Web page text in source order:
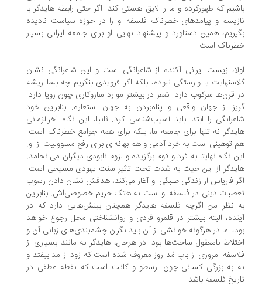
که ظهورکرده و ما را لایق هستی کند. اگر حتی رابطه هایدگر با
و پیامدهای خطرناک فلسفه او را در حوزه سیاست نادیده
همین دستاورد و پیشنهاد نهایی او برای جامعه ایرانی بسیار
است.
زیست ایرانی آکنده از شاعرانگی است و این شاعرانگی نشان
یا وارستگی نبوده، بلکه اگر فرویدی بنگریم چه بسا ریشه
قرن‌ها سرکوب دارد. شعر در بیشتر موارد سازوکاری چون رویا دارد.
از جهان واقعی و پناه‌بردن به جهان استعاره. بنابراین خود
را ابتدا باید آسیب‌شناسی کرد. ثانیا، این نگاه آخرالزمانی
نه تنها برای جامعه ما، بلکه برای همه جوامع خطرناک است.
توهینی است به خرد آدمی و هم بهانه‌ای برای رفع مسوولیت از او.
نگاه نهایتا به فرد و قوم برگزیده و لزوم نابودی دیگران می‌انجامد.
از این حیث به ‌شدت تحت تاثیر سنت یهودی-مسیحی است.
فاریاس از زندگی طلبگی او آغاز می‌کند، هدفش نشان دادن رسوب
دینی در فلسفه او است نه هتک حریم خصوصی‌اش. بنابراین
نظر من اگرچه فلسفه هایدگر همچنان بینش‌هایی دارد که در
البته بیشتر در قلمرو فردی و روانشناختی محل رجوع خواهد
اما در هرگونه خوانشی از آن باید نگران چشم‌بندی‌های زبانی آن و
نامعقول ساحت‌ها بود. در هرحال، هایدگر نه مانند بسیاری از
امروزی از بابِ مُد روز معروف شده است که زود از مد بیفتد و
به بزرگی کسانی چون ارسطو و کانت است که نقطه عطفی در
فلسفه باشد.